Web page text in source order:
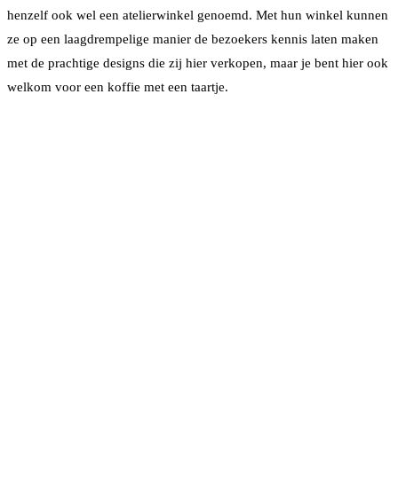
henzelf ook wel een atelierwinkel genoemd. Met hun winkel kunnen
ze op een laagdrempelige manier de bezoekers kennis laten maken
met de prachtige designs die zij hier verkopen, maar je bent hier ook
welkom voor een koffie met een taartje.